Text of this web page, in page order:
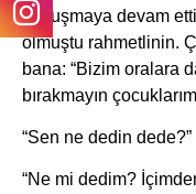
konuşmaya devam
olmuştu rahmetlinin.
bana: “Bizim oralara
bırakmayın
“Sen ne dedin dede?”
“Ne mi dedim?